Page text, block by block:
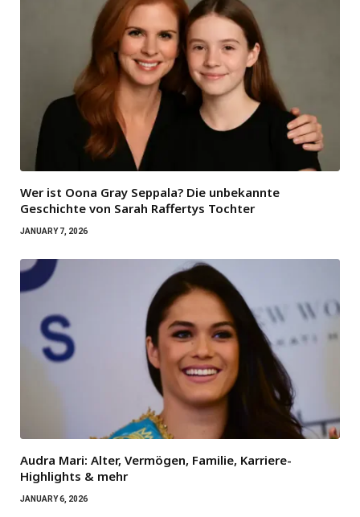
Wer ist Oona Gray Seppala? Die unbekannte
Geschichte von Sarah Raffertys Tochter
JANUARY 7, 2026
Audra Mari: Alter, Vermögen, Familie, Karriere-
Highlights & mehr
JANUARY 6, 2026